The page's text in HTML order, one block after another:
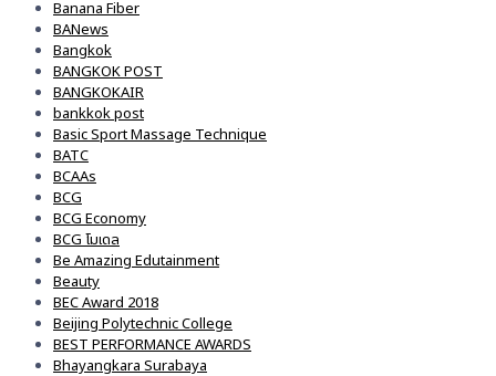
Banana Fiber
BANews
Bangkok
BANGKOK POST
BANGKOKAIR
bankkok post
Basic Sport Massage Technique
BATC
BCAAs
BCG
BCG Economy
BCG โมเดล
Be Amazing Edutainment
Beauty
BEC Award 2018
Beijing Polytechnic College
BEST PERFORMANCE AWARDS
Bhayangkara Surabaya